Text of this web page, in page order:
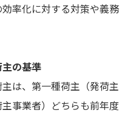
率化に対する対策や義務
の基準
は、第一種荷主（発荷主
事業者）どちらも前年度